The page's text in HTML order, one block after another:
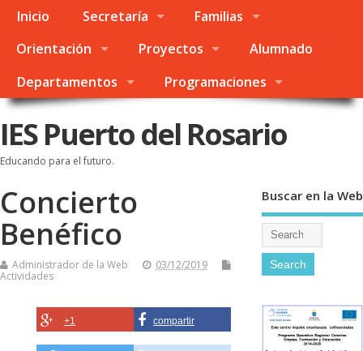
Inicio Secretaría
Familias
Orientación
Proyectos
Alumnado
Departamentos
Programaciones
IES Puerto del Rosario
Educando para el futuro.
Concierto
Benéfico
Administrador de la Web
03/12/2019
Actividades
+1 compartir
Buscar en la Web